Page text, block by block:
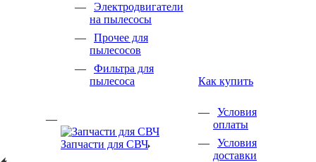
Электродвигатели
на пылесосы
Прочее для
пылесосов
Фильтра для
пылесоса
Запчасти для СВЧ
Как купить
Условия
оплаты
Условия
доставки